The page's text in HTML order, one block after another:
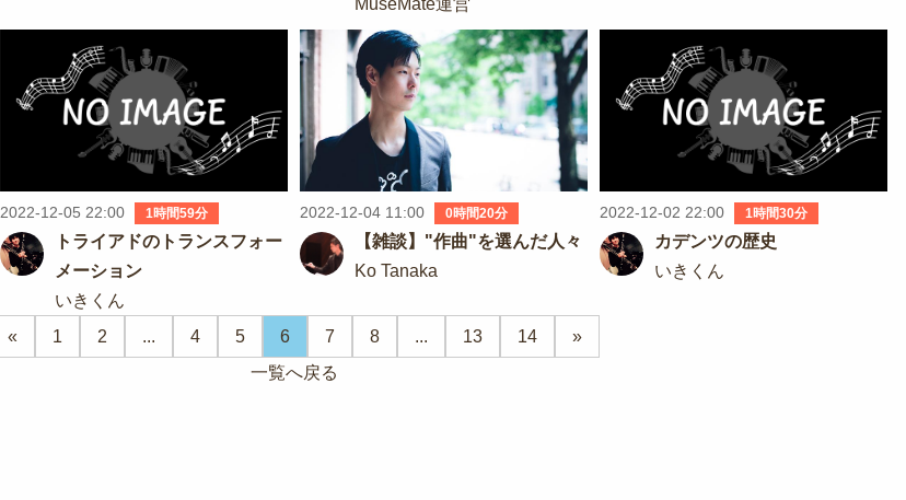
す！
MuseMate運営
2022-12-05 22:00 1時間59分
トライアドのトランスフォー
メーション
いきくん
2022-12-04 11:00 0時間20分
【雑談】"作曲"を選んだ人々
Ko Tanaka
2022-12-02 22:00 1時間30分
カデンツの歴史
いきくん
« 1 2 ... 4 5 6 7 8 ... 13 14
»
一覧へ戻る